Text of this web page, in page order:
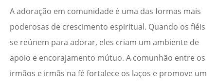
A adoração em comunidade é uma das formas mais
poderosas de crescimento espiritual. Quando os fiéis
se reúnem para adorar, eles criam um ambiente de
apoio e encorajamento mútuo. A comunhão entre os
irmãos e irmãs na fé fortalece os laços e promove um